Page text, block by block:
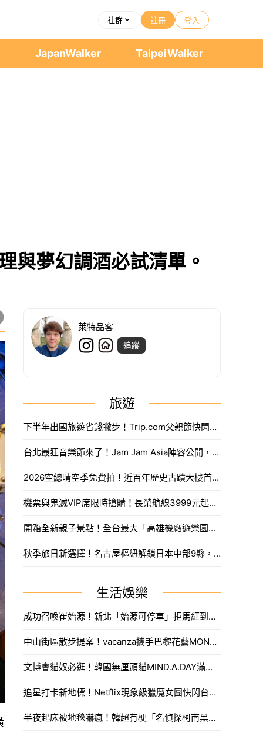
社群 註冊 登入
JapanWalker TaipeiWalker
與夢幻調酒必試清單。
萊特品客
追蹤
旅遊
下半年出國旅遊省錢撇步！Trip.com父親節快閃折抵888元限量優惠代碼搶法。
台北最狂音樂節來了！Jam Jam Asia陣容公開，限量奢華住房套票開搶。
2026空總晴空季免費拍！近百年歷史古蹟大樓首度開放，沈浸式光影藝術、星空劇場。
機票與鬼滅VIP席限時搶購！長榮航線3999元起，中信兄弟主題套票8月7日開賣攻略。
開箱全新親子景點！全台最大「高雄機廠遊樂園區」8/8開幕，攀岩場、戲水區30項設施免費玩。
秋季旅日新選擇！名古屋樞紐解鎖日本中部9縣，搶先預訂父親節孝親賞楓之旅。
生活娛樂
成功召喚崔始源！新北「始源可停車」拒馬紅到本人來朝聖，親臨門口問：「停車可以嗎」笑翻網友。
中山街區散步提案！vacanza攜手巴黎花藝MONCEAU FLEURS，把鮮花當作穿搭戴著走。
文博會貓奴必逛！韓國無厘頭貓MIND.A.DAY滿額送周邊，作家親揭台灣限定新品。
追星打卡新地標！Netflix現象級獵魔女團快閃台中，魂門舞台與限定週邊完整開箱。
半夜起床被地毯嚇瘋！韓超有梗「名偵探柯南黑衣人」系列周邊，用玻璃杯喝水直接被死亡凝視。